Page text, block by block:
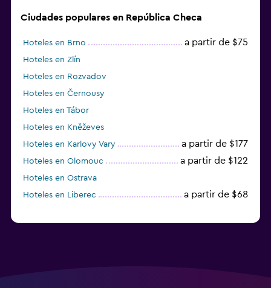
Ciudades populares en República Checa
Hoteles en Brno a partir de $75
Hoteles en Zlín
Hoteles en Rozvadov
Hoteles en Černousy
Hoteles en Tábor
Hoteles en Kněževes
Hoteles en Karlovy Vary
a partir de $177
Hoteles en Olomouc a partir de $122
Hoteles en Ostrava
Hoteles en Liberec
a partir de $68